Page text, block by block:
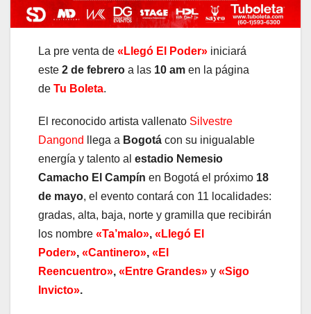
La pre venta de «Llegó El Poder» iniciará
este 2 de febrero a las 10 am en la página
de Tu Boleta.
El reconocido artista vallenato Silvestre
Dangond
llega a Bogotá con su inigualable
energía y talento al estadio Nemesio
Camacho El Campín en Bogotá el próximo 18
de mayo, el evento contará con 11 localidades:
gradas, alta, baja, norte y gramilla que recibirán
los nombre «Ta’malo», «Llegó El
Poder», «Cantinero», «El
Reencuentro», «Entre Grandes» y «Sigo
Invicto».